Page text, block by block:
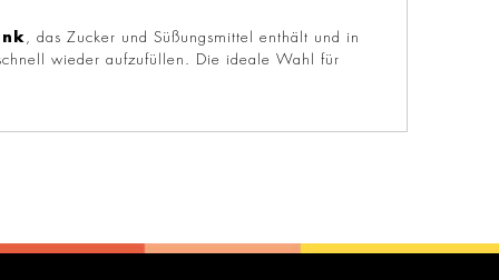
, das Zucker und Süßungsmittel enthält und in
wieder aufzufüllen. Die ideale Wahl für